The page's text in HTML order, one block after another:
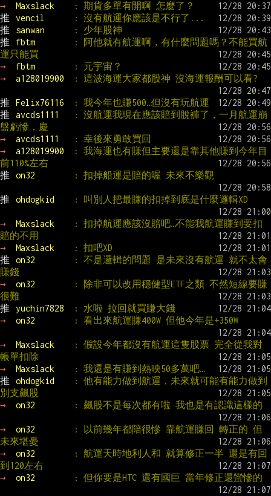
→ Maxslack
: 期貨多單有開啊 怎麼了？
推
vencil
: 沒有航運你應該是不行了...
推
sanwan
: 少年股神
推
fbtm
: 阿他就有航運啊，有什麼問題嗎？不能買航
運只能買
→
fbtm
: 元宇宙？
→
a128019900 : 這波海運大家都股神 沒海運報酬可以看?
推 Felix76116
: 我今年也賺500…但沒有玩航運
推
avcds1111
: 沒航運我現在應該賠到脫褲了，一月航運崩
盤虧慘，慶
→
avcds1111
: 幸後來勇敢買回
→
a128019900
: 我海運也有賺但主要還是靠其他賺到今年目
前110%左右
推
on32 : 扣掉船運是賠的喔 未來不樂觀
推 ohdogkid : 叫別人把最賺的扣掉到底是什麼邏輯XD
→ Maxslack
: 扣掉航運應該沒賠吧…不能我航運賺到要扣
賠的不用
→
Maxslack
: 扣吧XD
推
on32
: 不是邏輯的問題 是未來沒有航運 就不太會
賺錢
→
on32
: 除非可以改用穩健型ETF之類 不然短線要賺
很難
推
yuchin7828
: 水啦 拉回就買賺大錢
→
on32 : 看出來航運賺400W 但他今年是+350W
→ Maxslack
: 假設今年都沒有航運這隻股票 完全從我對
帳單扣除
→
Maxslack
: 我還是有賺到熱映50多萬吧…
推
ohdogkid
: 他有能力做到航運，未來就可能有能力做到
別支飆股
→
on32 : 飆股不是每次都有啦 我也是有認識這樣的
→ on32
: 以前幾年都陪很慘 靠航運賺回 轉正的 但
未來堪憂
→
on32
: 航運天時地利人和 就算修正一半 還是有回
到120左右
→
on32 : 但你要是HTC 還有國巨 當年修正還蠻慘的